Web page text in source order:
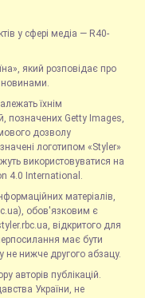
у сфері медіа — R40-
який розповідає про
новинами.
їхнім
позначених Getty Images,
дозволу
логотипом «Styler»
використовуватися на
4.0 International.
матеріалів,
обов'язковим є
відкритого для
має бути
не нижче другого абзацу.
авторів публікацій.
України, не